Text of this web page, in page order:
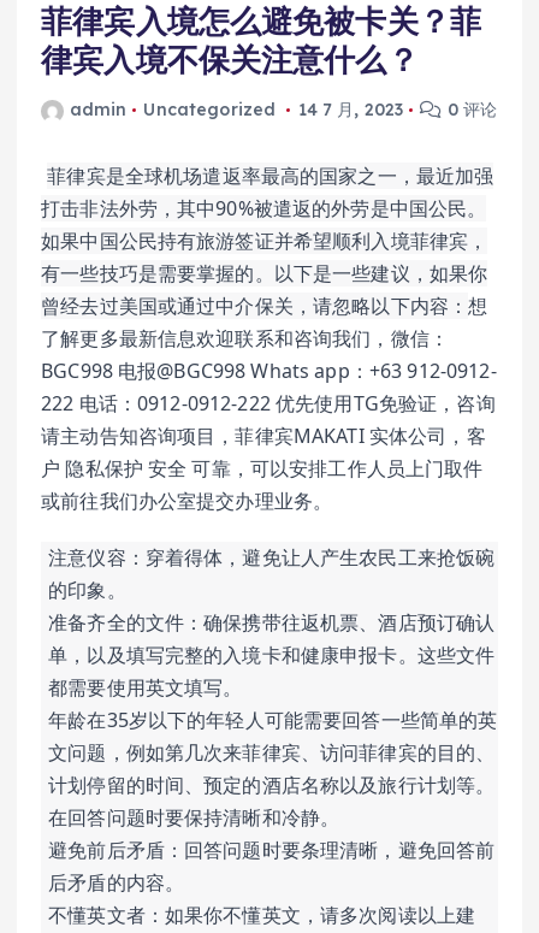
菲律宾入境怎么避免被卡关？菲
律宾入境不保关注意什么？
admin Uncategorized 14 7 月, 2023 0 评论
菲律宾是全球机场遣返率最高的国家之一，最近加强
打击非法外劳，其中90%被遣返的外劳是中国公民。
如果中国公民持有旅游签证并希望顺利入境菲律宾，
有一些技巧是需要掌握的。以下是一些建议，如果你
曾经去过美国或通过中介保关，请忽略以下内容：想
了解更多最新信息欢迎联系和咨询我们，微信：
BGC998 电报@BGC998 Whats app：+63 912-0912-
222 电话：0912-0912-222 优先使用TG免验证，咨询
请主动告知咨询项目，菲律宾MAKATI 实体公司，客
户 隐私保护 安全 可靠，可以安排工作人员上门取件
或前往我们办公室提交办理业务。
注意仪容：穿着得体，避免让人产生农民工来抢饭碗
的印象。
准备齐全的文件：确保携带往返机票、酒店预订确认
单，以及填写完整的入境卡和健康申报卡。这些文件
都需要使用英文填写。
年龄在35岁以下的年轻人可能需要回答一些简单的英
文问题，例如第几次来菲律宾、访问菲律宾的目的、
计划停留的时间、预定的酒店名称以及旅行计划等。
在回答问题时要保持清晰和冷静。
避免前后矛盾：回答问题时要条理清晰，避免回答前
后矛盾的内容。
不懂英文者：如果你不懂英文，请多次阅读以上建